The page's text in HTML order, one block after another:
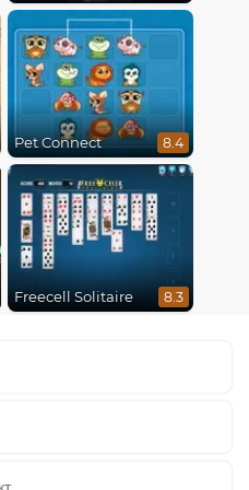
Pet Connect 8.4
Freecell Solitaire 8.3